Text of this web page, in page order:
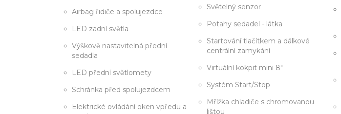
Airbag řidiče a spolujezdce
LED zadní světla
Výškově nastavitelná přední
sedadla
LED přední světlomety
Schránka před spolujezdcem
Elektrické ovládání oken vpředu a
Světelný senzor
Potahy sedadel - látka
Startování tlačítkem a dálkové
centrální zamykání
Virtuální kokpit mini 8"
Systém Start/Stop
Mřížka chladiče s chromovanou
lištou